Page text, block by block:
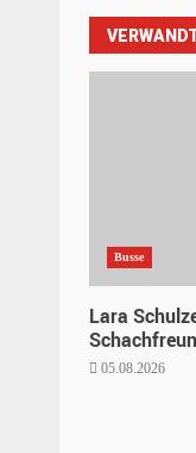
Busse
Lara
05.08.2026